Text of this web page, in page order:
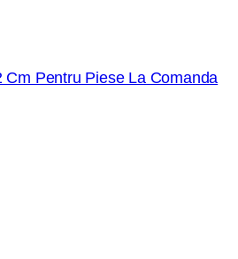
Cm Pentru Piese La Comanda